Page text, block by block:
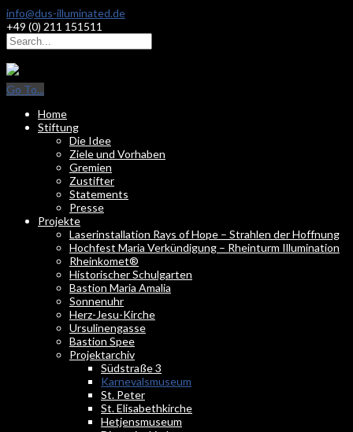
info@dus-illuminated.de
+49 (0) 211 151511
Go To...
Home
Stiftung
Die Idee
Ziele und Vorhaben
Gremien
Zustifter
Statements
Presse
Projekte
Laserinstallation Rays of Hope – Strahlen der Hoffnung
Hochfest Maria Verkündigung – Rheinturm Illumination
Rheinkomet®
Historischer Schulgarten
Bastion Maria Amalia
Sonnenuhr
Herz-Jesu-Kirche
Ursulinengasse
Bastion Spee
Projektarchiv
Südstraße 3
Karnevalsmuseum
St. Peter
St. Elisabethkirche
Hetjensmuseum